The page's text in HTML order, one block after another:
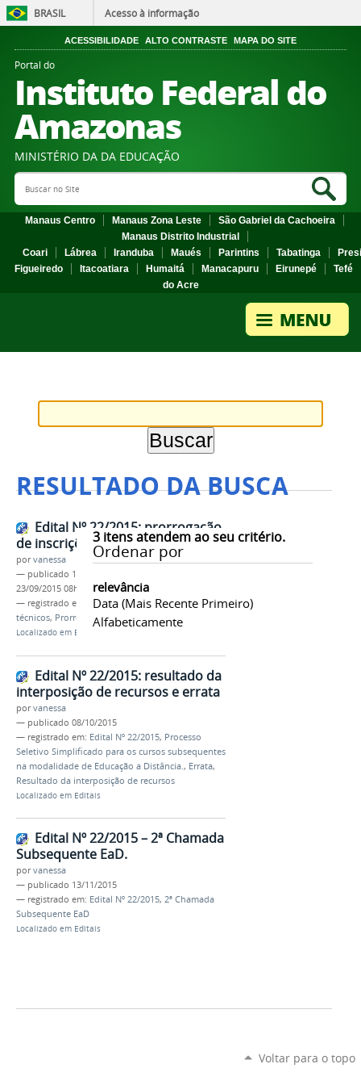
BRASIL Acesso à informação
ACESSIBILIDADE ALTO CONTRASTE MAPA DO SITE
Portal do
Instituto Federal do
Amazonas
MINISTÉRIO DA DA EDUCAÇÃO
Search Site
Manaus Centro Manaus Zona Leste
São Gabriel da Cachoeira
Manaus Distrito Industrial
Coari
Lábrea Iranduba Maués Parintins Tabatinga
Figueiredo
Itacoatiara Humaitá Manacapuru Eirunepé
Tefé
do Acre
RESULTADO DA BUSCA
3itens atendem ao seu critério.
Ordenar por
relevância
Data (mais Recente Primeiro)
Alfabeticamente
Edital Nº 22/2015: prorrogação
de inscrições para cursos técnicos
porvanessa
— publicado 18/09/2015
23/09/2015 08h30
— registrado em:
Edital Nº 22/2015,Cursos
técnicos, Prorrogação de inscrições
Localizado em Editais
Edital Nº 22/2015: resultado da
interposição de recursos e errata
porvanessa
— publicado 08/10/2015
— registrado em: Edital Nº 22/2015, Processo
Seletivo Simplificado para os cursos subsequentes
na modalidade de Educação a Distância. , Errata,
Resultado da interposição de recursos
Localizado em Editais
Edital Nº 22/2015 – 2ª Chamada
Subsequente EaD.
porvanessa
— publicado 13/11/2015
— registrado em: Edital Nº 22/2015, 2ª Chamada
Subsequente EaD
Localizado em Editais
Voltar para o topo